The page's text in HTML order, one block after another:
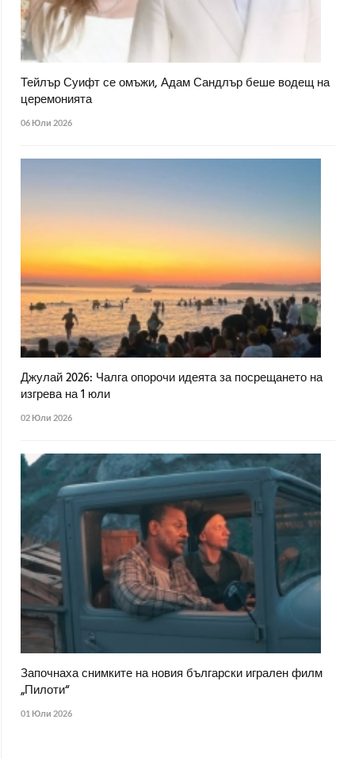
Тейлър Суифт се омъжи, Адам Сандлър беше водещ на
церемонията
06 Юли 2026
Джулай 2026: Чалга опорочи идеята за посрещането на
изгрева на 1 юли
02 Юли 2026
Започнаха снимките на новия български игрален филм
„Пилоти“
01 Юли 2026